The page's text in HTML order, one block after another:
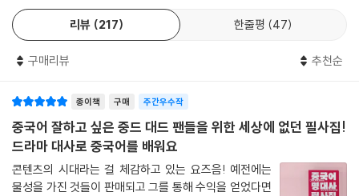
니시아적영요: 너는 나의 영광
카피캣 킬러
처음 꽃향기를 만난 순간
최호적아문: 가장 좋았던 우리
태양을 보지 않았다면
개단: RESET
당아비분향니: 너에게로 달려갈게
별처럼 빛나는 너에게
ㆍ필사 공간을 넉넉히 마련해 명대사 반복 필사와 통암기가 가능하게 했
습니다.
『한 권으로 끝내는 일본어 초급 문법노트』를 함께 보면 좋습니다.
리뷰 217 한줄평 47
구매리뷰 추천순
종이책 구매 주간우수작
중국어 잘하고 싶은 중드 대드 팬들을 위한 세상에 없던 필사집!
드라마 대사로 중국어를 배워요
콘텐츠의 시대라는 걸 체감하고 있는 요즈음! 예전에는
물성을 가진 것들이 판매되고 그를 통해 수익을 얻었다면